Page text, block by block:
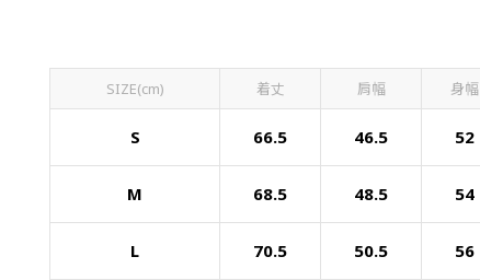
SIZE(cm) 着丈 肩幅 身幅
S 66.5 46.5 52
M 68.5 48.5 54
L 70.5 50.5 56